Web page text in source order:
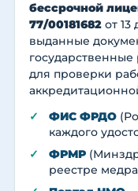
бессрочной
77/00181682 от 13
выданные
для проверки
ФИС ФРДО
каждого
ФРМР
реестре